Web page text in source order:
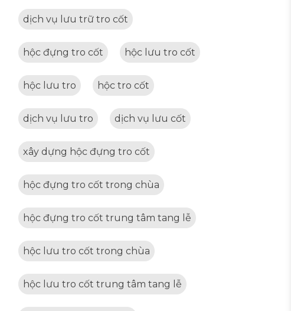
dịch vụ lưu trữ tro cốt
hộc đựng tro cốt hộc lưu tro cốt
hộc lưu tro hộc tro cốt
dịch vụ lưu tro dịch vụ lưu cốt
xây dựng hộc đựng tro cốt
hộc đựng tro cốt trong chùa
hộc đựng tro cốt trung tâm tang lễ
hộc lưu tro cốt trong chùa
hộc lưu tro cốt trung tâm tang lễ